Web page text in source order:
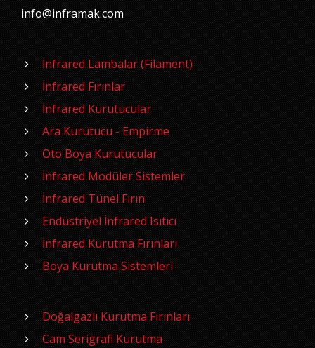
info@inframak.com
İnfrared Lambalar (Filament)
İnfrared Fırınlar
İnfrared Kurutucular
Ara Kurutucu - Empirme
Oto Boya Kurutucular
İnfrared Modüler Sistemler
İnfrared Tünel Fırın
Endüstriyel İnfrared Isıtıcı
İnfrared Kurutma Fırınları
Boya Kurutma Sistemleri
Doğalgazlı Kurutma Fırınları
Cam Serigrafi Kurutma